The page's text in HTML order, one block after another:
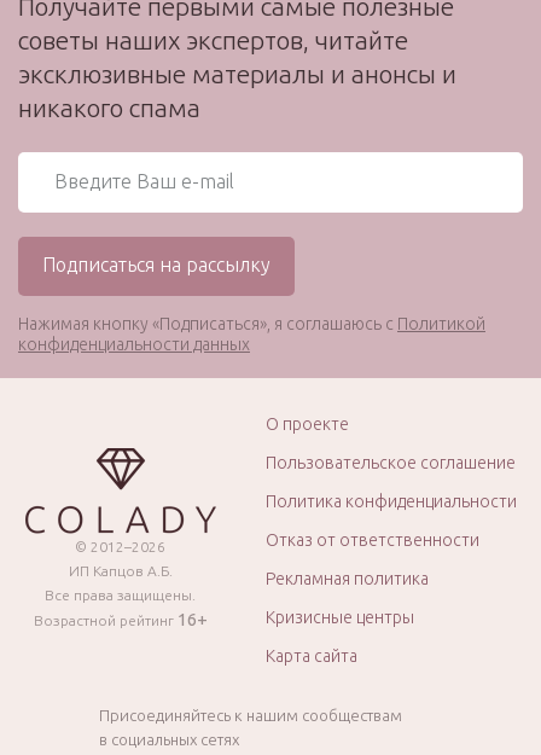
советы наших экспертов, читайте
эксклюзивные материалы и анонсы и
никакого спама
Нажимая кнопку «Подписаться», я соглашаюсь с Политикой
конфиденциальности данных
© 2012–2026
ИП Капцов А.Б.
Все права защищены.
Возрастной рейтинг 16+
О проекте
Пользовательское соглашение
Политика конфиденциальности
Отказ от ответственности
Рекламная политика
Кризисные центры
Карта сайта
Присоединяйтесь к нашим сообществам
в социальных сетях